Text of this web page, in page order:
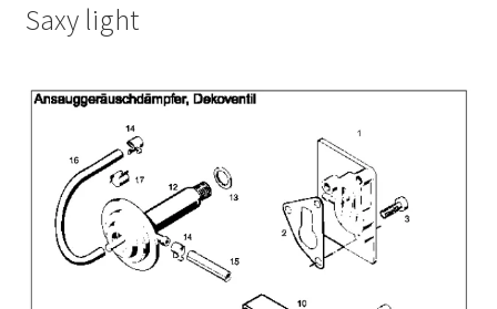
Saxy light